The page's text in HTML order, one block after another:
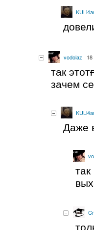
vodolaz
так этот
зачем
Даже